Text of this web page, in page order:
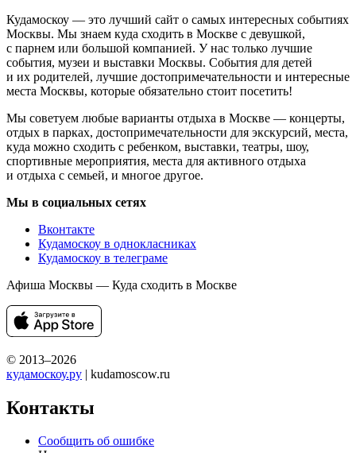
Кудамоскоу — это лучший сайт о самых интересных событиях
Москвы. Мы знаем куда сходить в Москве с девушкой,
с парнем или большой компанией. У нас только лучшие
события, музеи и выставки Москвы. События для детей
и их родителей, лучшие достопримечательности и интересные
места Москвы, которые обязательно стоит посетить!
Мы советуем любые варианты отдыха в Москве — концерты,
отдых в парках, достопримечательности для экскурсий, места,
куда можно сходить с ребенком, выставки, театры, шоу,
спортивные мероприятия, места для активного отдыха
и отдыха с семьей, и многое другое.
Мы в социальных сетях
Вконтакте
Кудамоскоу в однокласниках
Кудамоскоу в телеграме
Афиша Москвы — Куда сходить в Москве
© 2013–2026
кудамоскоу.ру | kudamoscow.ru
Контакты
Сообщить об ошибке